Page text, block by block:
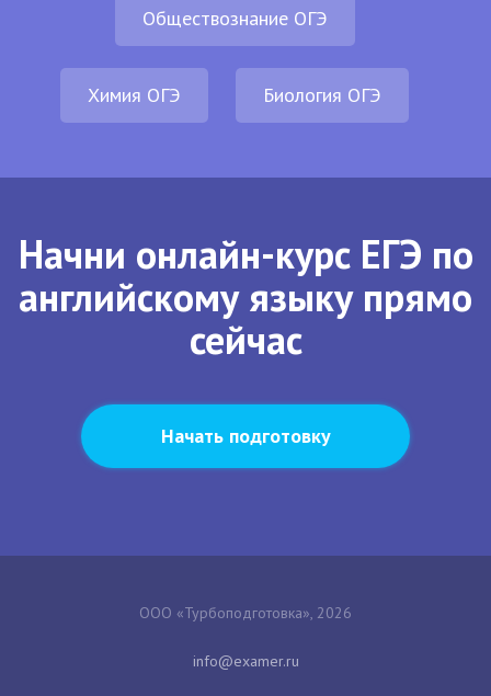
Обществознание ОГЭ
Химия ОГЭ Биология ОГЭ
Начни онлайн-курс ЕГЭ по
английскому языку прямо
сейчас
Начать подготовку
ООО «Турбоподготовка», 2026